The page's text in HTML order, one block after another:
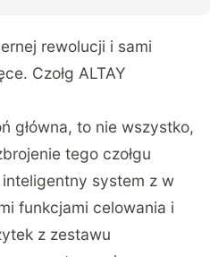
rewolucji i sami
Czołg ALTAY
główna, to nie wszystko,
tego czołgu
system z w
funkcjami celowania i
z zestawu